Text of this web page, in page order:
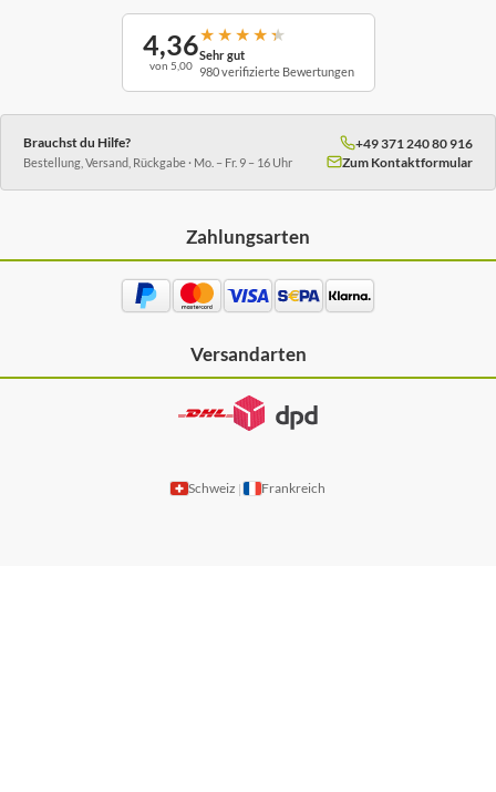
4,36
von 5,00
★ ★ ★ ★ ★
Sehr gut
980 verifizierte Bewertungen
Brauchst du Hilfe?
Bestellung, Versand, Rückgabe · Mo. – Fr. 9 – 16 Uhr
+49 371 240 80 916
Zum Kontaktformular
Zahlungsarten
Versandarten
Schweiz | Frankreich